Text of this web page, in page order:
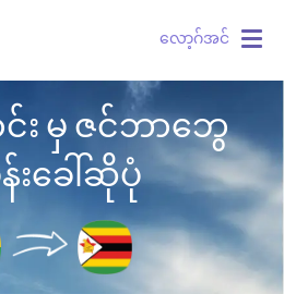
လော့ဂ်အင်
င်း မှ ဇင်ဘာဘွေ
းခေါ်ဆိုပုံ